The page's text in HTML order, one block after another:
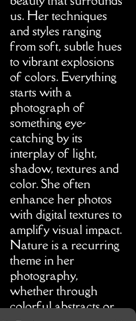
us. Her techniques
and styles ranging
from soft, subtle hues
to vibrant explosions
of colors. Everything
starts with a
photograph of
something eye-
catching by its
interplay of light,
shadow, textures and
color. She often
enhance her photos
with digital textures to
amplify visual impact.
Nature is a recurring
theme in her
photography,
whether through
colorful abstracts or